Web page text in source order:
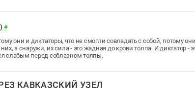
#
они и диктаторы, что не смогли совладать с собой, потому
а снаружи, их сила - это жадная до крови толпа. И диктатор -
слабым перед соблазном толпы.
КАВКАЗСКИЙ УЗЕЛ